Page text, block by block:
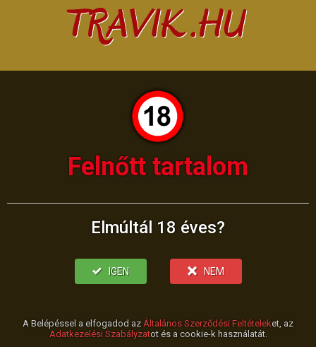
Felnőtt tartalom
Elmúltál 18 éves?
IGEN NEM
A Belépéssel a elfogadod az Általános Szerződési Feltételeket, az
Adatkezelési Szabályzatot és a cookie-k használatát.